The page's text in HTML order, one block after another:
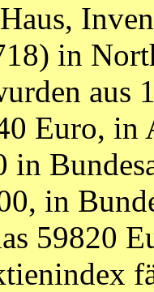
in
Euro, in
in
in
59820